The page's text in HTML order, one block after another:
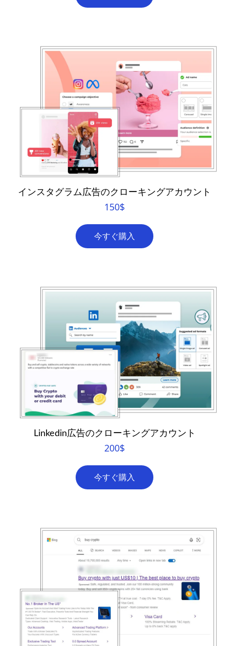
インスタグラム広告のクローキングアカウント
150$
今すぐ購入
Linkedin広告のクローキングアカウント
200$
今すぐ購入